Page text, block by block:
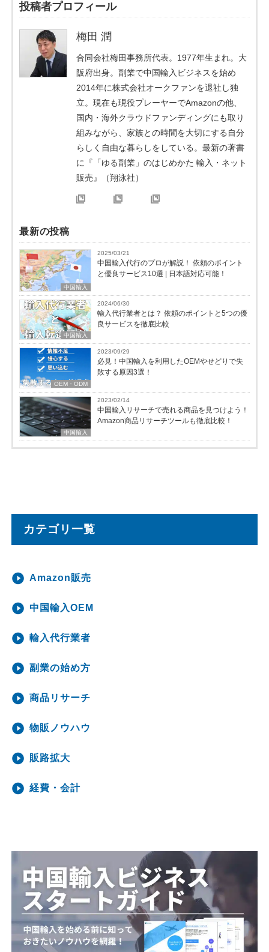
投稿者プロフィール
梅田 潤
合同会社梅田事務所代表。1977年生まれ。大
阪府出身。副業で中国輸入ビジネスを始め
2014年に株式会社オークファンを退社し独
立。現在も現役プレーヤーでAmazonの他、
国内・海外クラウドファンディングにも取り
組みながら、家族との時間を大切にする自分
らしく自由な暮らしをしている。最新の著書
に『「ゆる副業」のはじめかた 輸入・ネット
販売』（翔泳社）
最新の投稿
中国輸入
2025/03/21
中国輸入代行のプロが解説！ 依頼のポイント
と優良サービス10選 | 日本語対応可能！
中国輸入
2024/06/30
輸入代行業者とは？ 依頼のポイントと5つの優
良サービスを徹底比較
OEM・ODM
2023/09/29
必見！中国輸入を利用したOEMやせどりで失
敗する原因3選！
中国輸入
2023/02/14
中国輸入リサーチで売れる商品を見つけよう！
Amazon商品リサーチツールも徹底比較！
カテゴリ一覧
Amazon販売
中国輸入OEM
輸入代行業者
副業の始め方
商品リサーチ
物販ノウハウ
販路拡大
経費・会計